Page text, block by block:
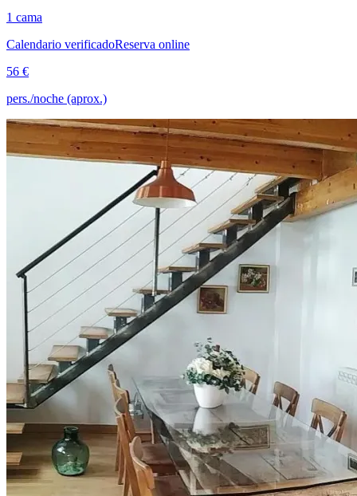
1 cama
Calendario verificadoReserva online
56 €
pers./noche (aprox.)